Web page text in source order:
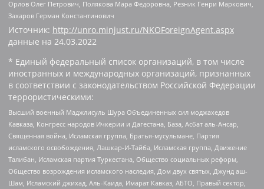
Орлов Олег Петрович, Полякова Мара Федоровна, Резник Генри Маркович,
Захаров Герман Константинович
Источник: http://unro.minjust.ru/NKOForeignAgent.aspx
данные на 24.03.2022
* Единый федеральный список организаций, в том числе
иностранных и международных организаций, признанных
в соответствии с законодательством Российской Федерации
террористическими:
Высший военный Маджлисуль Шура Объединенных сил моджахедов
Кавказа, Конгресс народов Ичкерии и Дагестана, База, Асбат аль-Ансар,
Священная война, Исламская группа, Братья-мусульмане, Партия
исламского освобождения, Лашкар-И-Тайба, Исламская группа, Движение
Талибан, Исламская партия Туркестана, Общество социальных реформ,
Общество возрождения исламского наследия, Дом двух святых, Джунд аш-
Шам, Исламский джихад, Аль-Каида, Имарат Кавказ, АБТО, Правый сектор,